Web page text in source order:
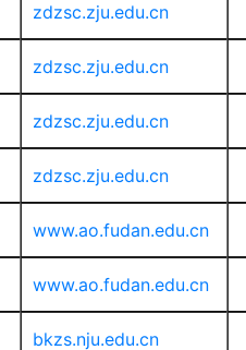
zdzsc.zju.edu.cn
zdzsc.zju.edu.cn
zdzsc.zju.edu.cn
zdzsc.zju.edu.cn
www.ao.fudan.edu.cn
www.ao.fudan.edu.cn
bkzs.nju.edu.cn